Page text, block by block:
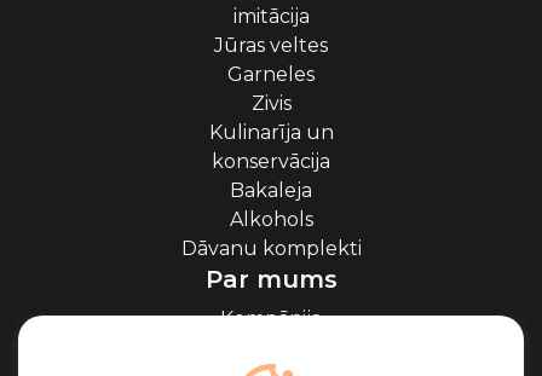
imitācija
Jūras veltes
Garneles
Zivis
Kulinarīja un
konservācija
Bakaleja
Alkohols
Dāvanu komplekti
Par mums
Kompānija